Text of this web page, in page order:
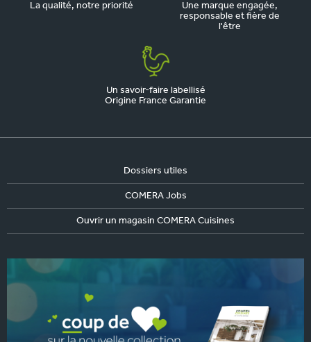
La qualité, notre priorité
Une marque engagée,
responsable et fière de
l'être
Un savoir-faire labellisé
Origine France Garantie
Dossiers utiles
COMERA Jobs
Ouvrir un magasin COMERA Cuisines